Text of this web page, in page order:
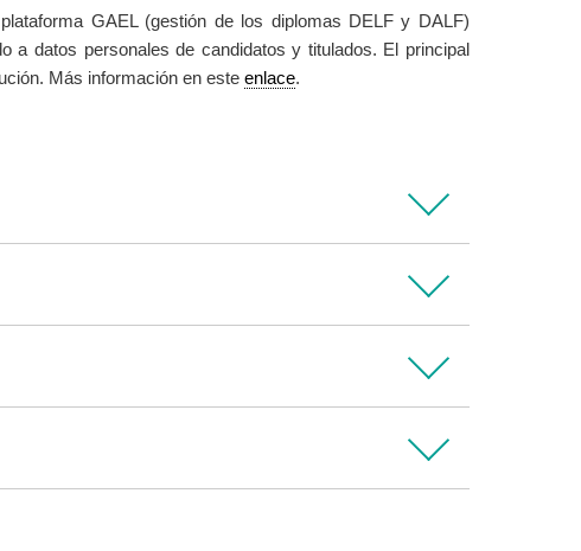
GAEL (gestión de los diplomas DELF y DALF)
a datos personales de candidatos y titulados. El principal
Más información en esteenlace.